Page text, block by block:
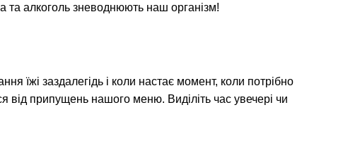
та алкоголь зневоднюють наш організм!
їжі заздалегідь і коли настає момент, коли потрібно
від припущень нашого меню. Виділіть час увечері чи